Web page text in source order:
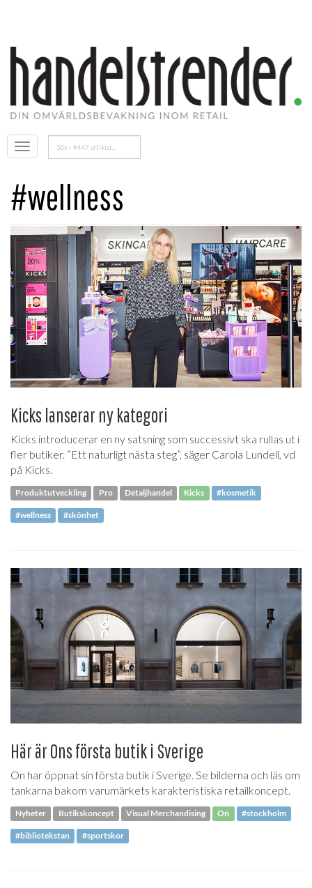
Öppna
menyn
Sök
efter:
#wellness
Kicks lanserar ny kategori
Kicks introducerar en ny satsning som successivt ska rullas ut i
fler butiker. ”Ett naturligt nästa steg”, säger Carola Lundell, vd
på Kicks.
Produktutveckling Pro Detaljhandel Kicks #kosmetik
#wellness #skönhet
Här är Ons första butik i Sverige
On har öppnat sin första butik i Sverige. Se bilderna och läs om
tankarna bakom varumärkets karakteristiska retailkoncept.
Nyheter Butikskoncept Visual Merchandising On #stockholm
#bibliotekstan #sportskor